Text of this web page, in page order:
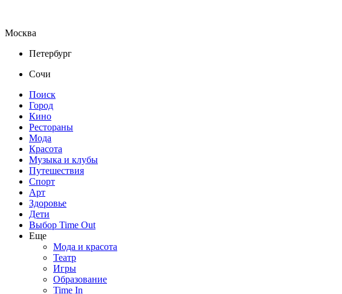
Москва
Петербург
Сочи
Поиск
Город
Кино
Рестораны
Мода
Красота
Музыка и клубы
Путешествия
Спорт
Арт
Здоровье
Дети
Выбор Time Out
Еще
Мода и красота
Театр
Игры
Образование
Time In